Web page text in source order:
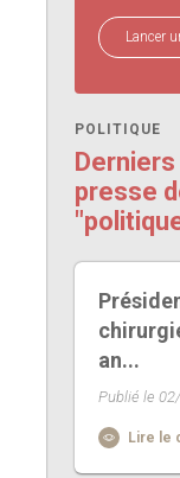
Lancer
POLITIQUE
presse
an...
Publié le
Lire le